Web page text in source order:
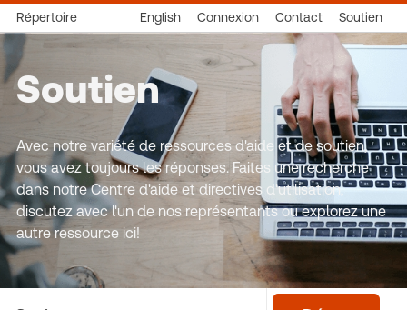
Répertoire English Connexion Contact Soutien
Soutien
Avec notre variété de ressources d'aide et de soutien,
vous avez toujours les réponses. Faites une recherche
dans notre Centre d'aide et directives d'utilisation,
discutez avec l'un de nos représentants ou explorez une
autre ressource ici!